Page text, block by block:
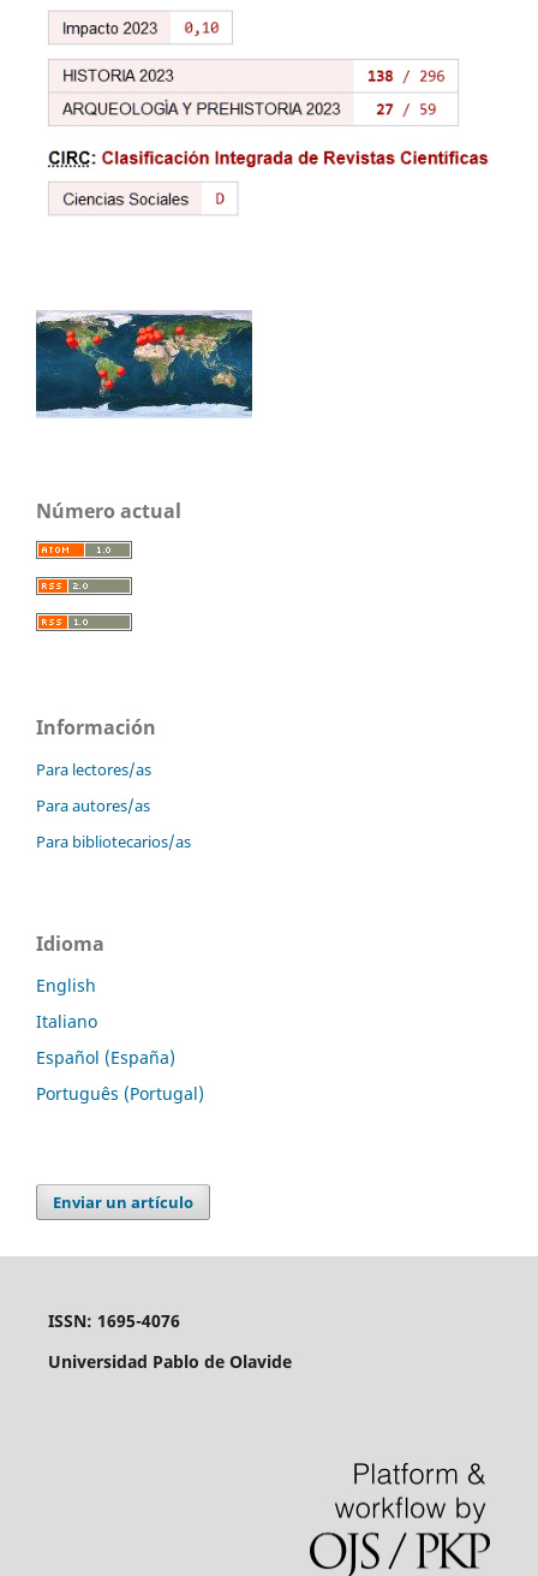
Número actual
Información
Para lectores/as
Para autores/as
Para bibliotecarios/as
Idioma
English
Italiano
Español (España)
Português (Portugal)
Enviar un artículo
ISSN: 1695-4076
Universidad Pablo de Olavide